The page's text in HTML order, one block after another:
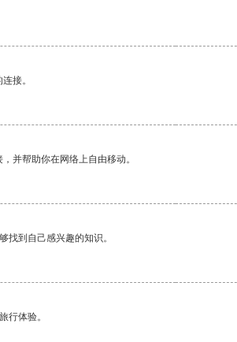
接。
并帮助你在网络上自由移动。
找到自己感兴趣的知识。
行体验。